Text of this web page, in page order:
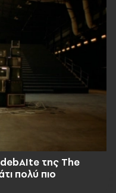
της The
πολύ πιο